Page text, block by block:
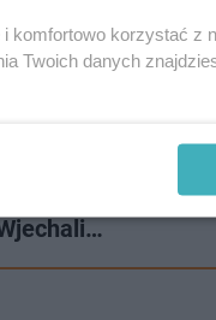
mogli cieszyć się z
komfortowo korzystać z
Twoich danych